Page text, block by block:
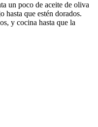
un poco de aceite de oliva
hasta que estén dorados.
y cocina hasta que la